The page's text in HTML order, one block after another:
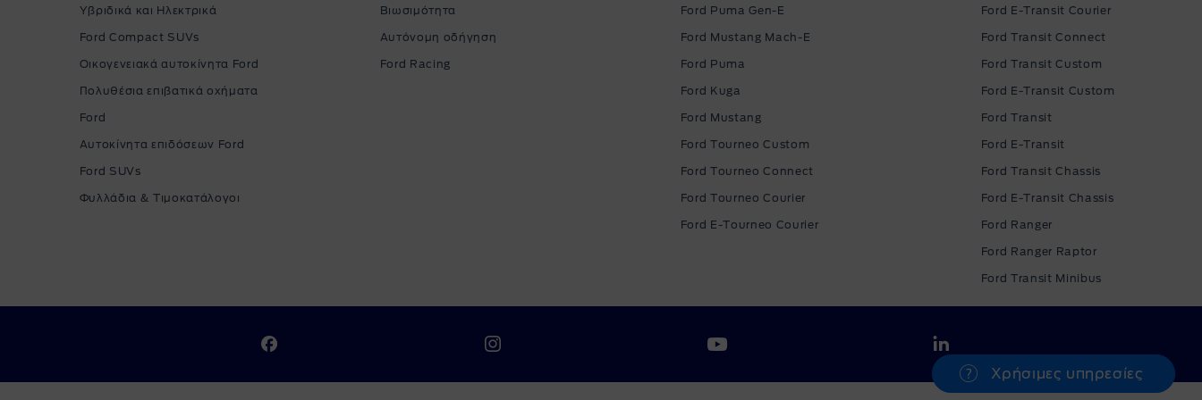
Χρήσιμες υπηρεσίες
Υβριδικά και Ηλεκτρικά
Ford Compact SUVs
Οικογενειακά αυτοκίνητα Ford
Πολυθέσια επιβατικά οχήματα
Ford
Αυτοκίνητα επιδόσεων Ford
Ford SUVs
Φυλλάδια & Τιμοκατάλογοι
Βιωσιμότητα
Αυτόνομη οδήγηση
Ford Racing
Ford Puma Gen-E
Ford Mustang Mach-E
Ford Puma
Ford Kuga
Ford Mustang
Ford Tourneo Custom
Ford Tourneo Connect
Ford Tourneo Courier
Ford E-Tourneo Courier
Ford E-Transit Courier
Ford Transit Connect
Ford Transit Custom
Ford E-Transit Custom
Ford Transit
Ford E-Transit
Ford Transit Chassis
Ford E-Transit Chassis
Ford Ranger
Ford Ranger Raptor
Ford Transit Minibus